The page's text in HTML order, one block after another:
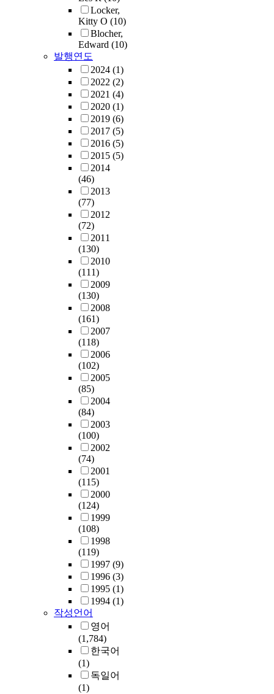
Locker,
Kitty O (10)
Blocher,
Edward (10)
발행연도
2024 (1)
2022 (2)
2021 (4)
2020 (1)
2019 (6)
2017 (5)
2016 (5)
2015 (5)
2014
(46)
2013
(77)
2012
(72)
2011
(130)
2010
(111)
2009
(130)
2008
(161)
2007
(118)
2006
(102)
2005
(85)
2004
(84)
2003
(100)
2002
(74)
2001
(115)
2000
(124)
1999
(108)
1998
(119)
1997 (9)
1996 (3)
1995 (1)
1994 (1)
작성언어
영어
(1,784)
한국어
(1)
독일어
(1)